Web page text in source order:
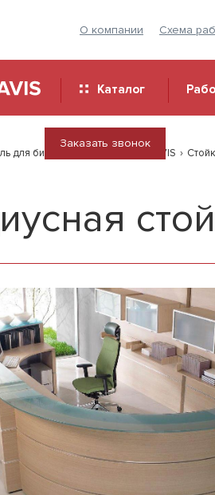
О компании Схема
Каталог
Заказать звонок
для бизнеса Продукция GRAVIS ›